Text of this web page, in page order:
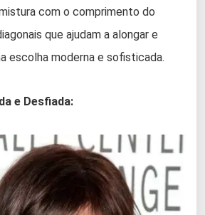
com o comprimento do
que ajudam a alongar e
escolha moderna e sofisticada.
e Desfiada: